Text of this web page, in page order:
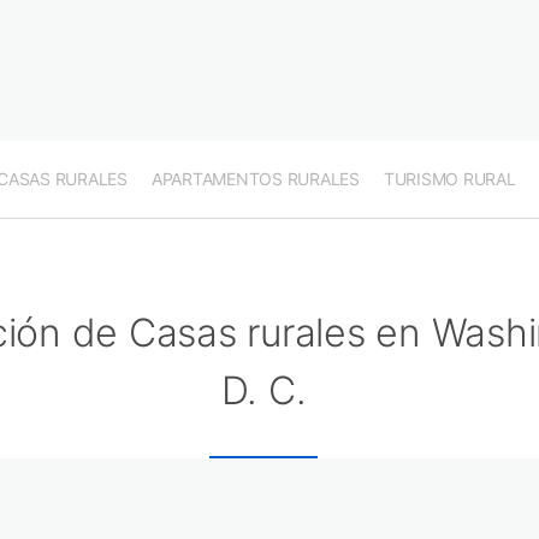
RURALES APARTAMENTOS RURALES TURISMO RURAL
de Casas rurales en
D. C.